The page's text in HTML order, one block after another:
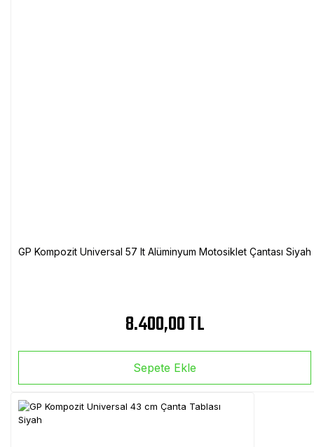
GP Kompozit Universal 57 lt Alüminyum Motosiklet Çantası Siyah
8.400,00 TL
Sepete Ekle